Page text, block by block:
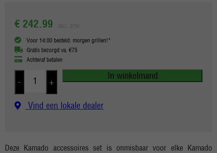
€ 242.99
Voor 14:00 besteld: morgen grillen!*
Gratis bezorgd va. €75
Achteraf betalen
- +
In winkelmand
Vind een lokale dealer
Deze Kamado accessoires set is onmisbaar voor elke Kamado